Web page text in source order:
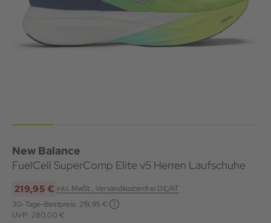
New Balance
FuelCell SuperComp Elite v5 Herren Laufschuhe
219,95 € inkl. MwSt., Versandkostenfrei DE/AT
30-Tage-Bestpreis: 219,95 €
UVP: 280,00 €